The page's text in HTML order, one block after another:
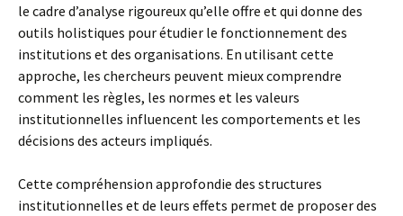
le cadre d’analyse rigoureux qu’elle offre et qui donne des
outils holistiques pour étudier le fonctionnement des
institutions et des organisations. En utilisant cette
approche, les chercheurs peuvent mieux comprendre
comment les règles, les normes et les valeurs
institutionnelles influencent les comportements et les
décisions des acteurs impliqués.
Cette compréhension approfondie des structures
institutionnelles et de leurs effets permet de proposer des